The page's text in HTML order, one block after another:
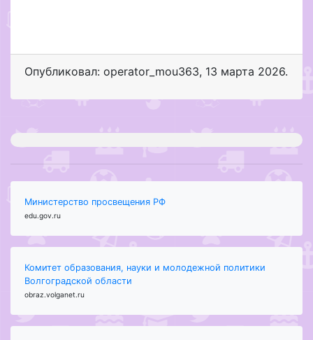
Опубликовал: operator_mou363, 13 марта 2026.
Министерство просвещения РФ
edu.gov.ru
Комитет образования, науки и молодежной политики
Волгоградской области
obraz.volganet.ru